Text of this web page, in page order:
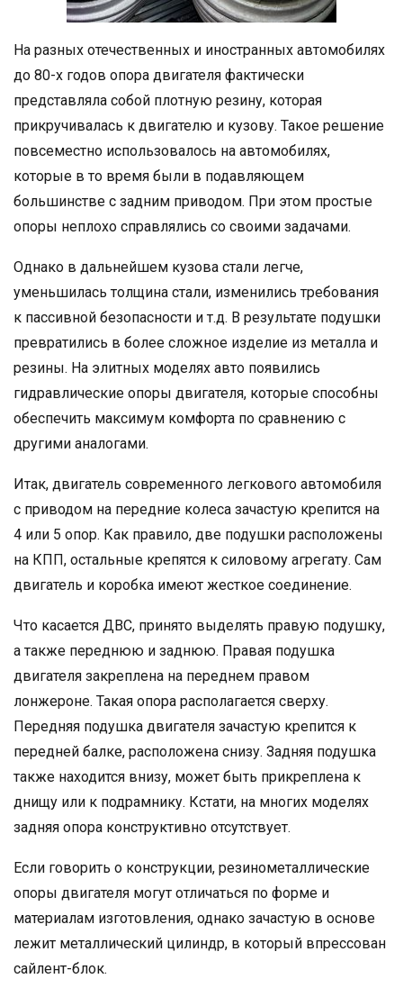
На разных отечественных и иностранных автомобилях
до 80-х годов опора двигателя фактически
представляла собой плотную резину, которая
прикручивалась к двигателю и кузову. Такое решение
повсеместно использовалось на автомобилях,
которые в то время были в подавляющем
большинстве с задним приводом. При этом простые
опоры неплохо справлялись со своими задачами.
Однако в дальнейшем кузова стали легче,
уменьшилась толщина стали, изменились требования
к пассивной безопасности и т.д. В результате подушки
превратились в более сложное изделие из металла и
резины. На элитных моделях авто появились
гидравлические опоры двигателя, которые способны
обеспечить максимум комфорта по сравнению с
другими аналогами.
Итак, двигатель современного легкового автомобиля
с приводом на передние колеса зачастую крепится на
4 или 5 опор. Как правило, две подушки расположены
на КПП, остальные крепятся к силовому агрегату. Сам
двигатель и коробка имеют жесткое соединение.
Что касается ДВС, принято выделять правую подушку,
а также переднюю и заднюю. Правая подушка
двигателя закреплена на переднем правом
лонжероне. Такая опора располагается сверху.
Передняя подушка двигателя зачастую крепится к
передней балке, расположена снизу. Задняя подушка
также находится внизу, может быть прикреплена к
днищу или к подрамнику. Кстати, на многих моделях
задняя опора конструктивно отсутствует.
Если говорить о конструкции, резинометаллические
опоры двигателя могут отличаться по форме и
материалам изготовления, однако зачастую в основе
лежит металлический цилиндр, в который впрессован
сайлент-блок.